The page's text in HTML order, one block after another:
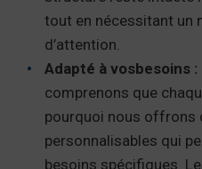
tout en nécessitant un
d’attention.
Adapté à vosbesoins :
comprenons que
pourquoi nous offrons
personnalisables qui
besoins spécifiques.